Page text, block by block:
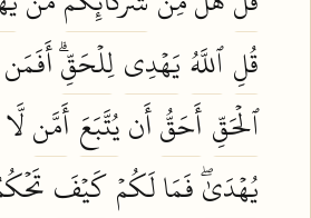
قُلِٱللَّهُ يَهۡدِي لِلۡحَقِّۗأَفَمَن
ٱلۡحَقِّ أَحَقُّأَنيُتَّبَعَ أَمَّنلَّا
يُهۡدَىٰۖفَمَا لَكُمۡكَيۡفَ